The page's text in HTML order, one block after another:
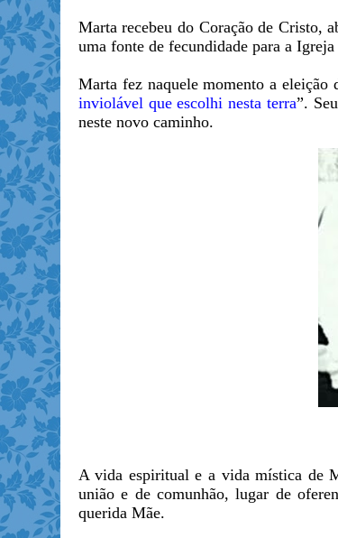
Marta recebeu do Coração de Cristo,
uma fonte de fecundidade para a
Marta fez naquele momento a
inviolável que escolhi nesta terra”.
neste novo caminho.
A vida espiritual e a vida mística de
união e de comunhão, lugar de
querida Mãe.